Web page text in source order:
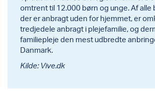
omtrent til 12.000 børn og unge. Af alle
der er anbragt uden for hjemmet, er
tredjedele anbragt i plejefamilie, og
familiepleje den mest udbredte
Danmark.
Kilde: Vive.dk